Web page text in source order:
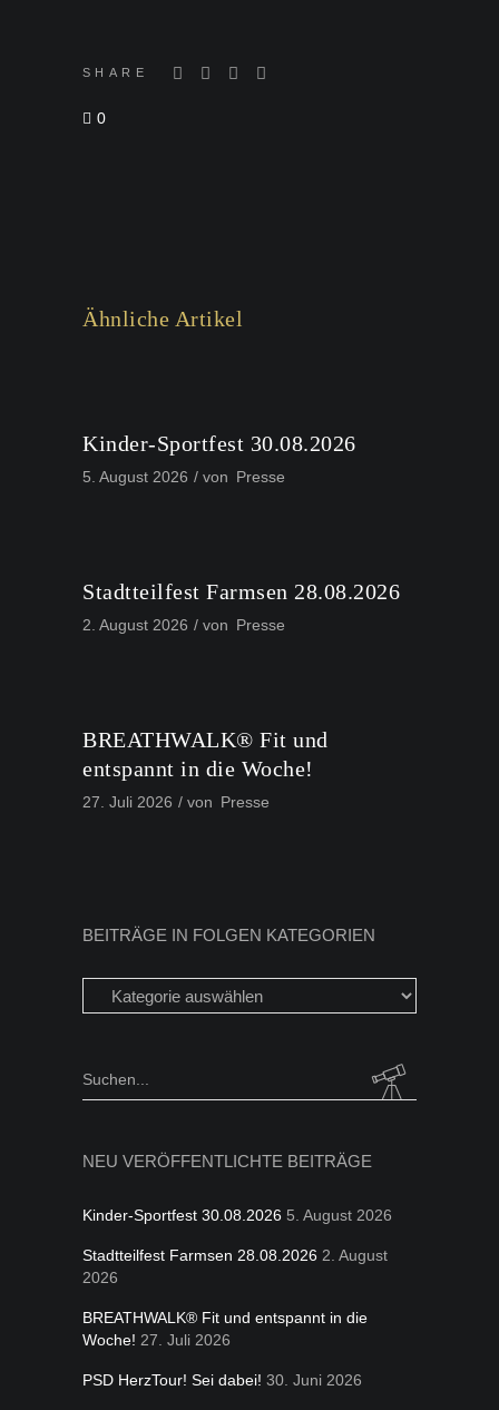
SHARE
0
Ähnliche Artikel
Kinder-Sportfest 30.08.2026
5. August 2026 von Presse
Stadtteilfest Farmsen 28.08.2026
2. August 2026 von Presse
BREATHWALK® Fit und
entspannt in die Woche!
27. Juli 2026 von Presse
BEITRÄGE IN FOLGEN KATEGORIEN
Beiträge
in
Kategorien
Search
NEU VERÖFFENTLICHTE BEITRÄGE
Kinder-Sportfest 30.08.2026 5. August 2026
Stadtteilfest Farmsen 28.08.2026 2. August
2026
BREATHWALK® Fit und entspannt in die
Woche! 27. Juli 2026
PSD HerzTour! Sei dabei! 30. Juni 2026